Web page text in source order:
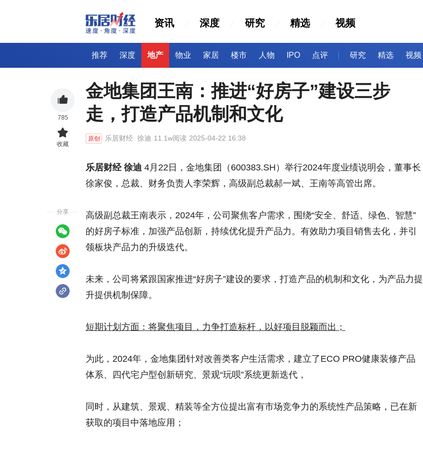
资讯 深度 研究 精选 视频
推荐 深度 地产 物业 家居 楼市 人物 IPO 点评 研究 精选 视频
金地集团王南：推进“好房子”建设三步
走，打造产品机制和文化
原创 乐居财经 徐迪 11.1w阅读 2025-04-22 16:38
乐居财经 徐迪 4月22日，金地集团（600383.SH）举行2024年度业绩说明会，董事长
徐家俊，总裁、财务负责人李荣辉，高级副总裁郝一斌、王南等高管出席。
高级副总裁王南表示，2024年，公司聚焦客户需求，围绕“安全、舒适、绿色、智慧”
的好房子标准，加强产品创新，持续优化提升产品力。有效助力项目销售去化，并引
领板块产品力的升级迭代。
未来，公司将紧跟国家推进“好房子”建设的要求，打造产品的机制和文化，为产品力提
升提供机制保障。
短期计划方面：将聚焦项目，力争打造标杆，以好项目脱颖而出；
为此，2024年，金地集团针对改善类客户生活需求，建立了ECO PRO健康装修产品
体系、四代宅户型创新研究、景观“玩呗”系统更新迭代，
同时，从建筑、景观、精装等全方位提出富有市场竞争力的系统性产品策略，已在新
获取的项目中落地应用；
785
收藏
分享